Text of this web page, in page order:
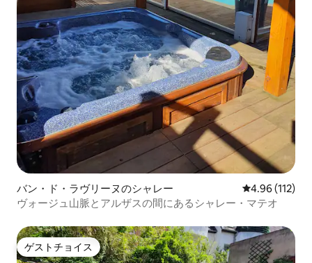
バン・ド・ラヴリーヌのシャレー レビュー112
4.96 (112)
ヴォージュ山脈とアルザスの間にあるシャレー・マテオ
ゲストチョイス
ゲストチョイス